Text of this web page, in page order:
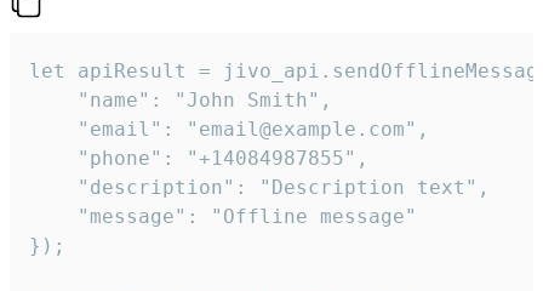
let apiResult =
    "name": "John Smith",
    "email": "email@example.com",
    "phone": "+14084987855",
    "description": "Description text",
    "message": "Offline message"
});